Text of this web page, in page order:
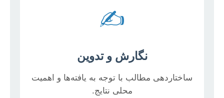
✍️
نگارش و تدوین
ساختاردهی مطالب با توجه به یافته‌ها و اهمیت
محلی نتایج.